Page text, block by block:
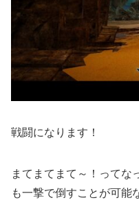
戦闘になります！
まてまてまて～！ってな
も一撃で倒すことが可能